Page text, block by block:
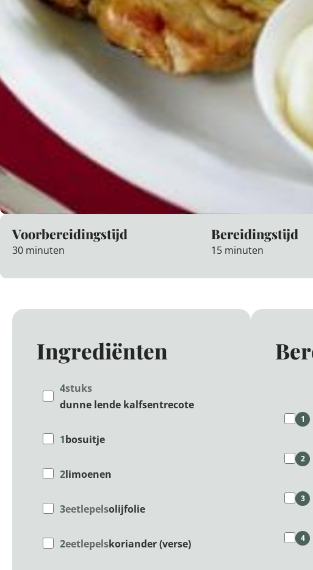
Voorbereidingstijd
30 minuten
Bereidingstijd
15 minuten
Ingrediënten
4stuks
dunne lende kalfsentrecote
1bosuitje
2limoenen
3eetlepelsolijfolie
2eetlepelskoriander (verse)
1
2
3
4